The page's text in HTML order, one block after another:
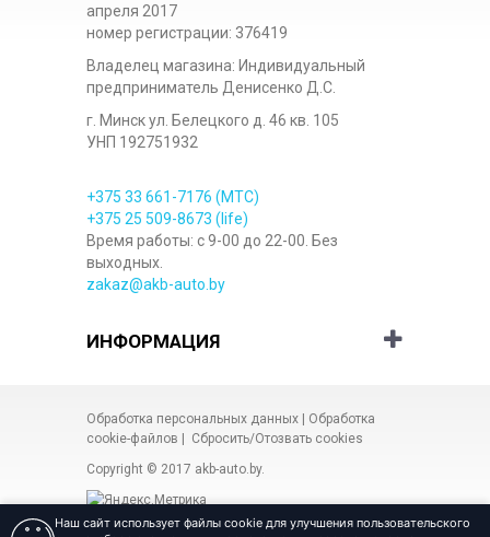
апреля 2017
номер регистрации: 376419
Владелец магазина: Индивидуальный
предприниматель Денисенко Д.С.
г. Минск ул. Белецкого д. 46 кв. 105
УНП 192751932
+375 33 661-7176 (МТС)
+375 25 509-8673 (life)
Время работы: с 9-00 до 22-00. Без
выходных.
zakaz@akb-auto.by
ИНФОРМАЦИЯ
Обработка персональных данных | Обработка
cookie-файлов | Сбросить/Отозвать cookies
Copyright © 2017 akb-auto.by.
Наш сайт использует файлы cookie для улучшения пользовательского